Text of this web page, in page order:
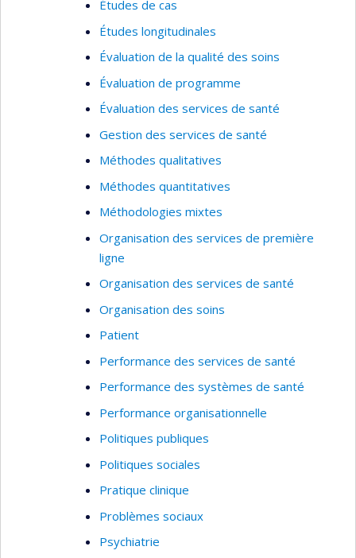
Études de cas
Études longitudinales
Évaluation de la qualité des soins
Évaluation de programme
Évaluation des services de santé
Gestion des services de santé
Méthodes qualitatives
Méthodes quantitatives
Méthodologies mixtes
Organisation des services de première
ligne
Organisation des services de santé
Organisation des soins
Patient
Performance des services de santé
Performance des systèmes de santé
Performance organisationnelle
Politiques publiques
Politiques sociales
Pratique clinique
Problèmes sociaux
Psychiatrie